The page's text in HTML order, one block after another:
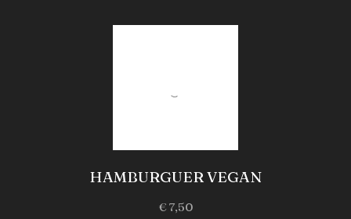
HAMBURGUER
VEGAN
HAMBURGUER VEGAN
€ 7,50